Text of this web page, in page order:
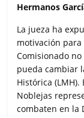
Hermanos
La jueza ha
motivación
Comisionado
pueda cambiar
Histórica
Noblejas
combaten en la